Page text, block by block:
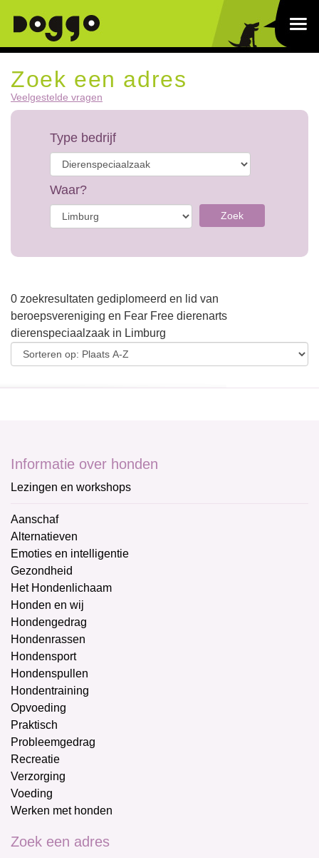
Zoek een adres
Veelgestelde vragen
Type bedrijf
Waar?
Zoek
0 zoekresultaten gediplomeerd en lid van
beroepsvereniging en Fear Free dierenarts
dierenspeciaalzaak in Limburg
Informatie over honden
Lezingen en workshops
Aanschaf
Alternatieven
Emoties en intelligentie
Gezondheid
Het Hondenlichaam
Honden en wij
Hondengedrag
Hondenrassen
Hondensport
Hondenspullen
Hondentraining
Opvoeding
Praktisch
Probleemgedrag
Recreatie
Verzorging
Voeding
Werken met honden
Zoek een adres